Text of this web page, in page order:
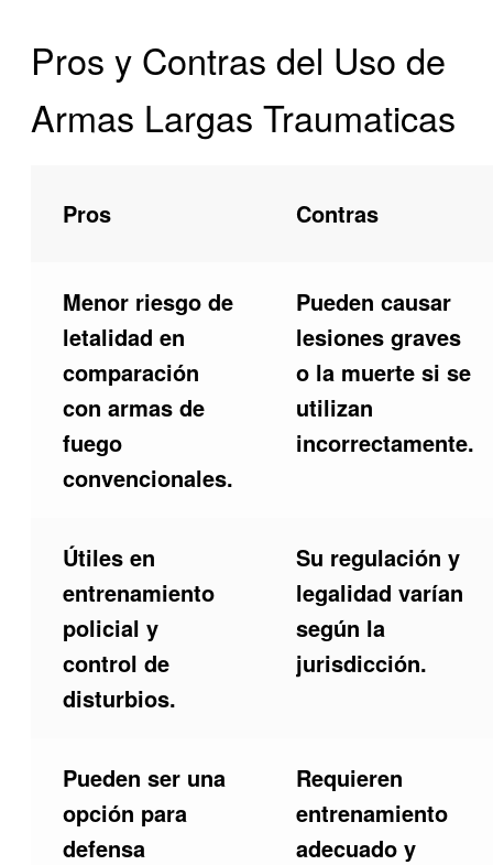
Pros y Contras del Uso de
Armas Largas Traumaticas
Pros Contras
Menor riesgo de
letalidad en
comparación
con armas de
fuego
convencionales.
Pueden causar
lesiones graves
o la muerte si se
utilizan
incorrectamente.
Útiles en
entrenamiento
policial y
control de
disturbios.
Su regulación y
legalidad varían
según la
jurisdicción.
Pueden ser una
opción para
defensa
Requieren
entrenamiento
adecuado y